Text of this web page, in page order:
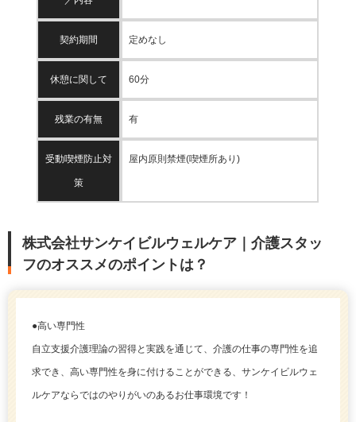
契約期間 定めなし
休憩に関して 60分
残業の有無 有
受動喫煙防止対
策
屋内原則禁煙(喫煙所あり)
株式会社サンケイビルウェルケア｜介護スタッ
フのオススメのポイントは？
●高い専門性
自立支援介護理論の習得と実践を通じて、介護の仕事の専門性を追
求でき、高い専門性を身に付けることができる、サンケイビルウェ
ルケアならではのやりがいのあるお仕事環境です！